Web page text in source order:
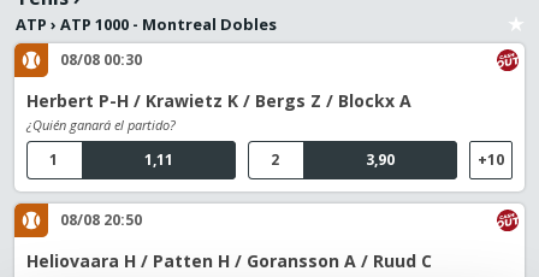
ATP › ATP 1000 - Montreal Dobles
08/08 00:30
Herbert P-H / Krawietz K / Bergs Z / Blockx A
¿Quién ganará el partido?
1,11
1 3,90
2 +10
08/08 20:50
Heliovaara H / Patten H / Goransson A / Ruud C